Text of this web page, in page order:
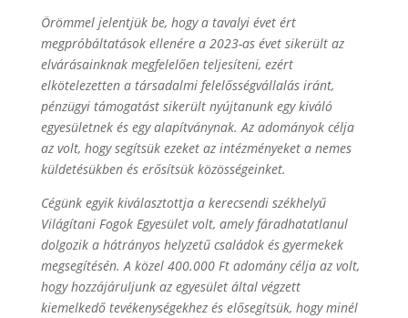
Örömmel jelentjük be, hogy a tavalyi évet ért
megpróbáltatások ellenére a 2023-as évet sikerült az
elvárásainknak megfelelően teljesíteni, ezért
elkötelezetten a társadalmi felelősségvállalás iránt,
pénzügyi támogatást sikerült nyújtanunk egy kiváló
egyesületnek és egy alapítványnak. Az adományok célja
az volt, hogy segítsük ezeket az intézményeket a nemes
küldetésükben és erősítsük közösségeinket.
Cégünk egyik kiválasztottja a kerecsendi székhelyű
Világítani Fogok Egyesület volt, amely fáradhatatlanul
dolgozik a hátrányos helyzetű családok és gyermekek
megsegítésén. A közel 400.000 Ft adomány célja az volt,
hogy hozzájáruljunk az egyesület által végzett
kiemelkedő tevékenységekhez és elősegítsük, hogy minél